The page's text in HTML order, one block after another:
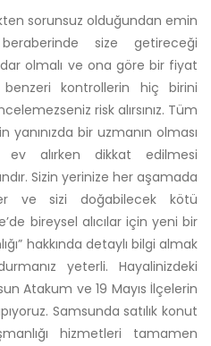
sorunsuz olduğundan emin
beraberinde size getireceği
olmalı ve ona göre bir fiyat
benzeri kontrollerin hiç birini
risk alırsınız. Tüm
bir uzmanın olması
ev alırken dikkat edilmesi
Sizin yerinize her aşamada
ve sizi doğabilecek kötü
bireysel alıcılar için yeni bir
hakkında detaylı bilgi almak
yeterli. Hayalinizdeki
Atakum ve 19 Mayıs İlçelerin
Samsunda satılık konut
hizmetleri tamamen